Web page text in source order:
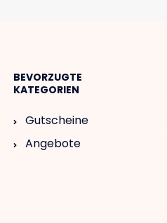
BEVORZUGTE
KATEGORIEN
Gutscheine
Angebote